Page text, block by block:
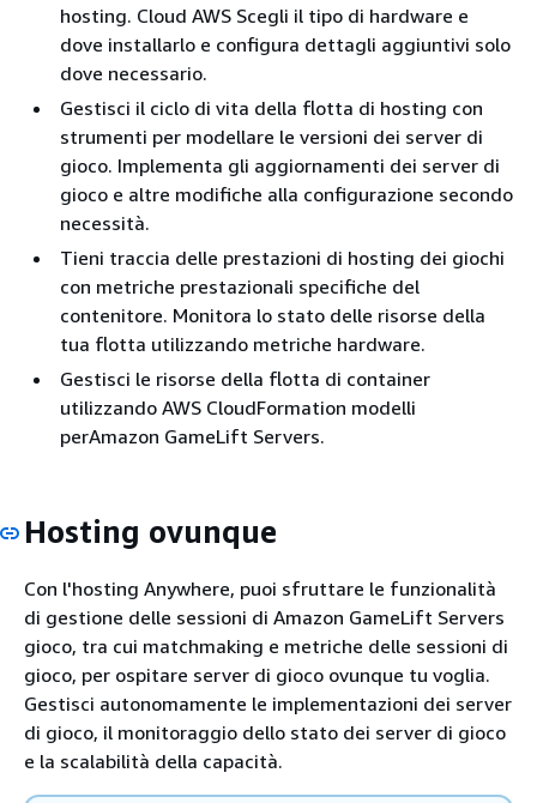
hosting. Cloud AWS Scegli il tipo di hardware e
dove installarlo e configura dettagli aggiuntivi solo
dove necessario.
Gestisci il ciclo di vita della flotta di hosting con
strumenti per modellare le versioni dei server di
gioco. Implementa gli aggiornamenti dei server di
gioco e altre modifiche alla configurazione secondo
necessità.
Tieni traccia delle prestazioni di hosting dei giochi
con metriche prestazionali specifiche del
contenitore. Monitora lo stato delle risorse della
tua flotta utilizzando metriche hardware.
Gestisci le risorse della flotta di container
utilizzando AWS CloudFormation modelli
perAmazon GameLift Servers.
Hosting ovunque
Con l'hosting Anywhere, puoi sfruttare le funzionalità
di gestione delle sessioni di Amazon GameLift Servers
gioco, tra cui matchmaking e metriche delle sessioni di
gioco, per ospitare server di gioco ovunque tu voglia.
Gestisci autonomamente le implementazioni dei server
di gioco, il monitoraggio dello stato dei server di gioco
e la scalabilità della capacità.